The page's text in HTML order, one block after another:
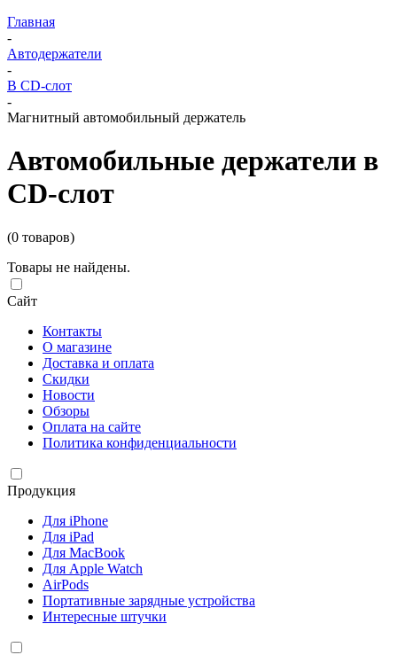
Главная
-
Автодержатели
-
В CD-слот
-
Магнитный автомобильный держатель
Автомобильные держатели в
CD-слот
(0 товаров)
Товары не найдены.
Сайт
Контакты
О магазине
Доставка и оплата
Скидки
Новости
Обзоры
Оплата на сайте
Политика конфиденциальности
Продукция
Для iPhone
Для iPad
Для MacBook
Для Apple Watch
AirPods
Портативные зарядные устройства
Интересные штучки